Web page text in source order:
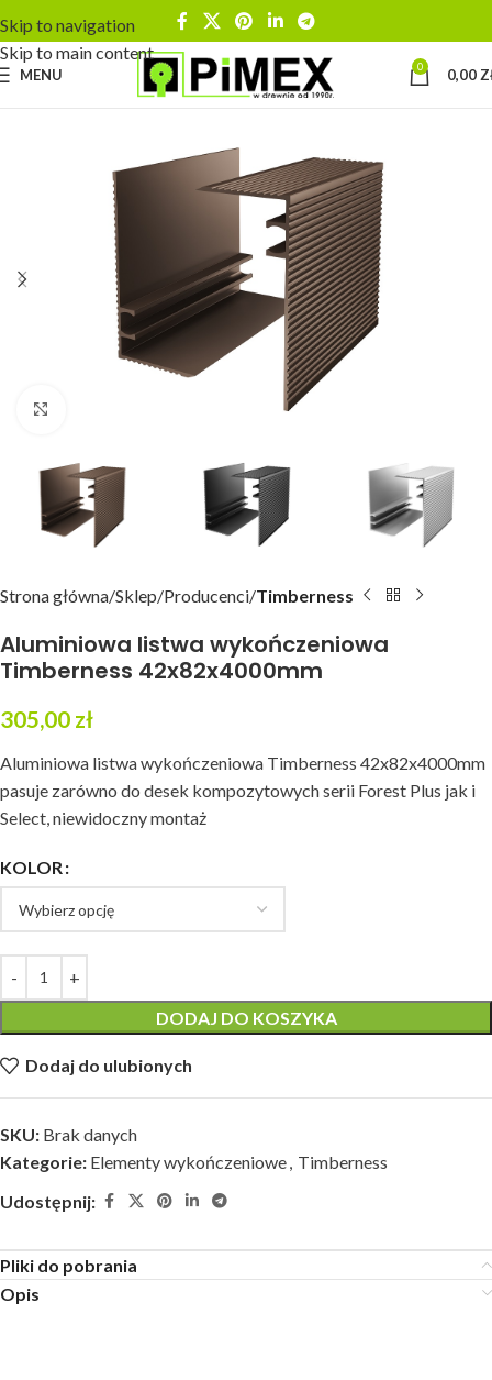
Skip to navigation
Skip to main content
MENU 0 0,00
Strona główna Sklep Producenci Timberness
Aluminiowa listwa wykończeniowa
Timberness 42x82x4000mm
305,00 zł
Aluminiowa listwa wykończeniowa Timberness 42x82x4000mm
pasuje zarówno do desek kompozytowych serii Forest Plus jak i
Select, niewidoczny montaż
KOLOR
DODAJ DO KOSZYKA
Dodaj do ulubionych
SKU: Brak danych
Kategorie: Elementy wykończeniowe Timberness
Udostępnij:
Pliki do pobrania
Opis